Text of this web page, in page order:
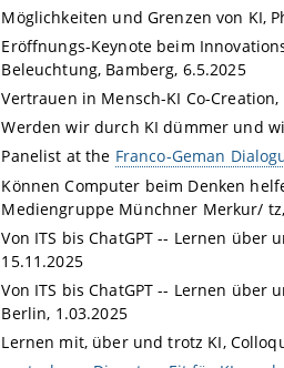
Möglichkeiten und Grenzen von KI,
Eröffnungs-Keynote beim
Beleuchtung, Bamberg, 6.5.2025
Vertrauen in Mensch-KI Co-Creation,
Werden wir durch KI dümmer und
Panelist at the Franco-Geman
Können Computer beim Denken
Mediengruppe Münchner Merkur/
Von ITS bis ChatGPT -- Lernen über
15.11.2025
Von ITS bis ChatGPT -- Lernen über
Berlin, 1.03.2025
Lernen mit, über und trotz KI,